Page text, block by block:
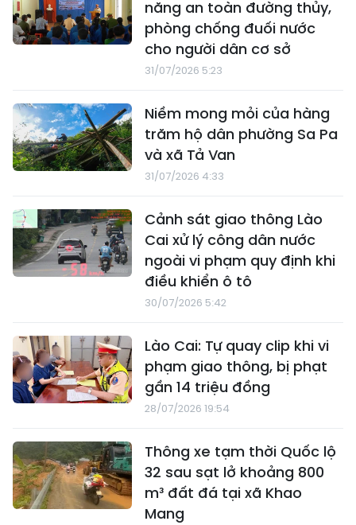
năng an toàn đường thủy,
phòng chống đuối nước
cho người dân cơ sở
31/07/2026 5:23
Niềm mong mỏi của hàng
trăm hộ dân phường Sa Pa
và xã Tả Van
31/07/2026 4:33
Cảnh sát giao thông Lào
Cai xử lý công dân nước
ngoài vi phạm quy định khi
điều khiển ô tô
30/07/2026 5:42
Lào Cai: Tự quay clip khi vi
phạm giao thông, bị phạt
gần 14 triệu đồng
28/07/2026 19:54
Thông xe tạm thời Quốc lộ
32 sau sạt lở khoảng 800
m³ đất đá tại xã Khao
Mang